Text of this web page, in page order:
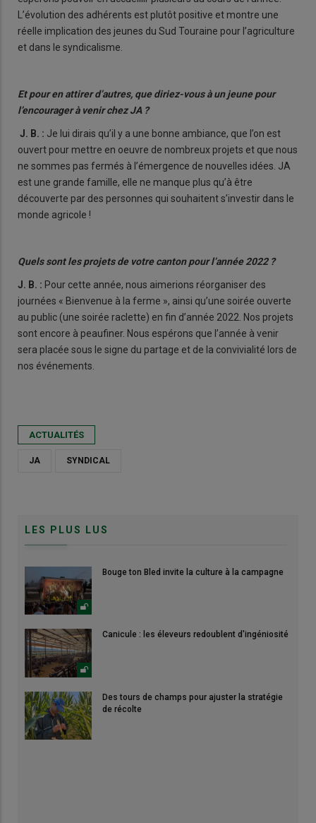
L’évolution des adhérents est plutôt positive et montre une
réelle implication des jeunes du Sud Touraine pour l’agriculture
et dans le syndicalisme.
Et pour en attirer d’autres, que diriez-vous à un jeune pour
l’encourager à venir chez JA ?
J. B. : Je lui dirais qu’il y a une bonne ambiance, que l’on est
ouvert pour mettre en oeuvre de nombreux projets et que nous
ne sommes pas fermés à l’émergence de nouvelles idées. JA
est une grande famille, elle ne manque plus qu’à être
découverte par des personnes qui souhaitent s’investir dans le
monde agricole !
Quels sont les projets de votre canton pour l’année 2022 ?
J. B. : Pour cette année, nous aimerions réorganiser des
journées « Bienvenue à la ferme », ainsi qu’une soirée ouverte
au public (une soirée raclette) en fin d’année 2022. Nos projets
sont encore à peaufiner. Nous espérons que l’année à venir
sera placée sous le signe du partage et de la convivialité lors de
nos événements.
ACTUALITÉS
JA SYNDICAL
LES PLUS LUS
Bouge ton Bled invite la culture à la campagne
Canicule : les éleveurs redoublent d'ingéniosité
Des tours de champs pour ajuster la stratégie
de récolte